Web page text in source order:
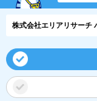
株式会社エリアリサーチ